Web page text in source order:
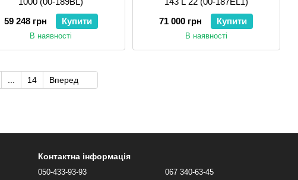
59 248 грн
Купити
В наявності
71 000 грн
Купити
В наявності
14 Вперед
Контактна інформація
050-433-93-93
067 340-63-45